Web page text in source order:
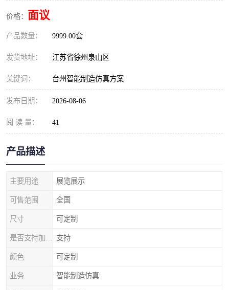
价格： 面议
产品数量： 9999.00套
发货地址： 江苏省徐州泉山区
关键词： 台州智能制造仿真方案
发布日期： 2026-08-06
阅 读 量： 41
产品描述
主要用途 展览展示
可售范围 全国
尺寸 可定制
支持
颜色 可定制
业务 智能制造仿真